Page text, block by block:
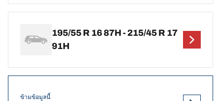
195/55 R 16 87H - 215/45 R 17
91H
ข้ามข้อมูลนี้